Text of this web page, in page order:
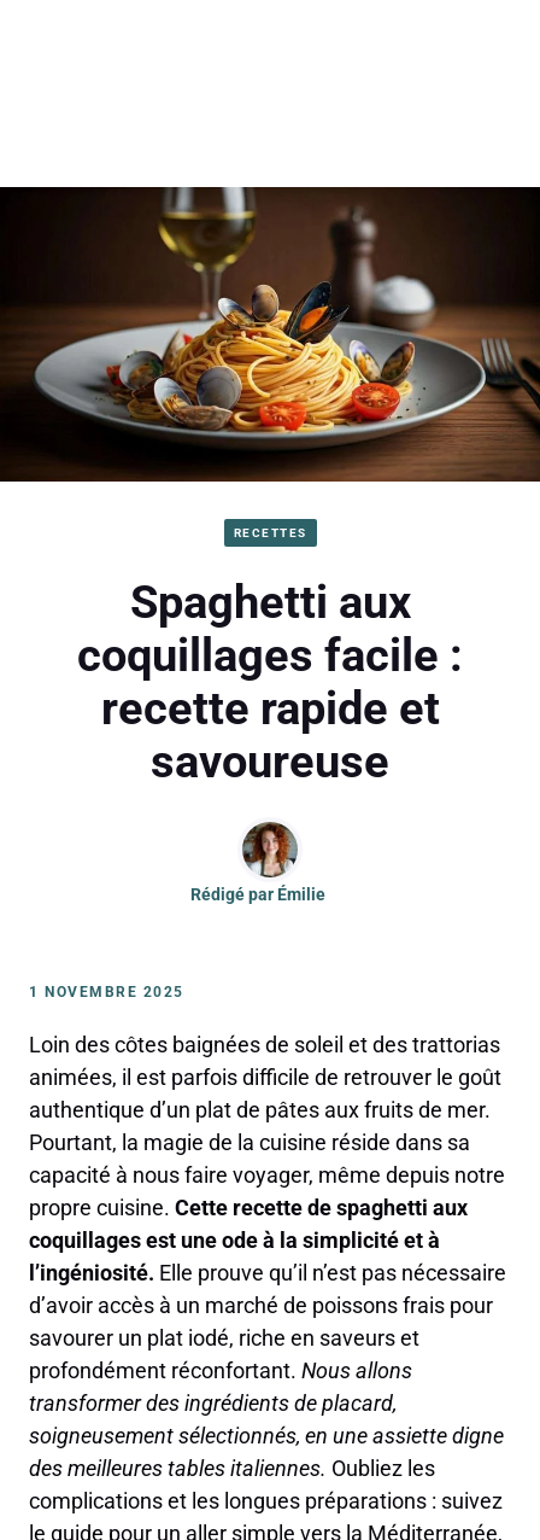
RECETTES
Spaghetti aux
coquillages facile :
recette rapide et
savoureuse
Rédigé par Émilie
1 NOVEMBRE 2025
Loin des côtes baignées de soleil et des trattorias
animées, il est parfois difficile de retrouver le goût
authentique d’un plat de pâtes aux fruits de mer.
Pourtant, la magie de la cuisine réside dans sa
capacité à nous faire voyager, même depuis notre
propre cuisine. Cette recette de spaghetti aux
coquillages est une ode à la simplicité et à
l’ingéniosité. Elle prouve qu’il n’est pas nécessaire
d’avoir accès à un marché de poissons frais pour
savourer un plat iodé, riche en saveurs et
profondément réconfortant. Nous allons
transformer des ingrédients de placard,
soigneusement sélectionnés, en une assiette digne
des meilleures tables italiennes. Oubliez les
complications et les longues préparations : suivez
le guide pour un aller simple vers la Méditerranée,